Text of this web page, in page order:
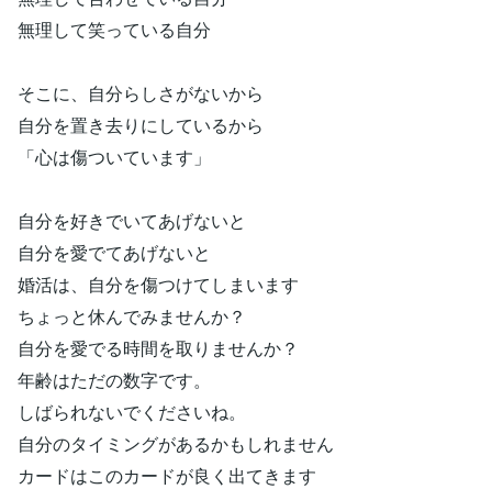
無理して笑っている自分
そこに、自分らしさがないから
自分を置き去りにしているから
「心は傷ついています」
自分を好きでいてあげないと
自分を愛でてあげないと
婚活は、自分を傷つけてしまいます
ちょっと休んでみませんか？
自分を愛でる時間を取りませんか？
年齢はただの数字です。
しばられないでくださいね。
自分のタイミングがあるかもしれません
カードはこのカードが良く出てきます